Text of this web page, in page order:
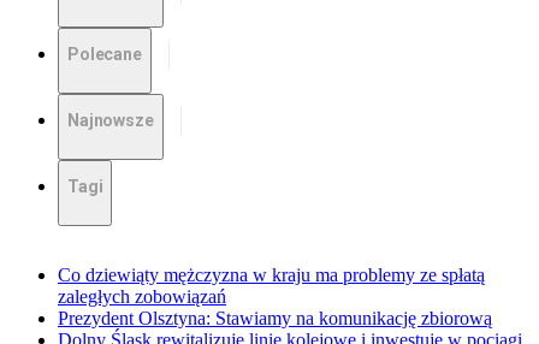
Polecane
Najnowsze
Tagi
Co dziewiąty mężczyzna w kraju ma problemy ze spłatą
zaległych zobowiązań
Prezydent Olsztyna: Stawiamy na komunikację zbiorową
Dolny Śląsk rewitalizuje linie kolejowe i inwestuje w pociągi